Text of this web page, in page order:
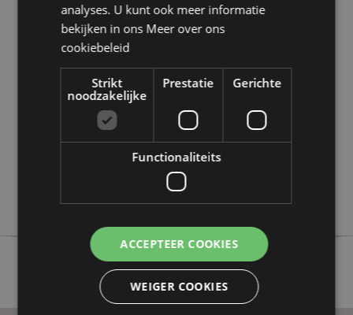
Product eigenschappen
informatie
Breedte 0.2cm Diepte 0.2cm Lengte 21cm
8904234405346
360
0.037000
analyses. U kunt ook meer informatie
bekijken in ons Meer over ons
cookiebeleid
Strikt
noodzakelijke
Prestatie Gerichte
Functionaliteits
ACCEPTEER COOKIES
WEIGER COOKIES